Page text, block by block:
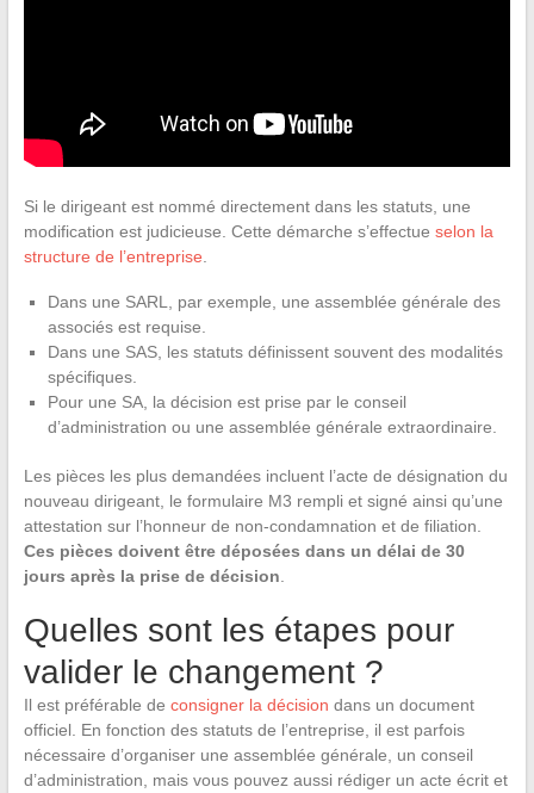
Si le dirigeant est nommé directement dans les statuts, une
modification est judicieuse. Cette démarche s’effectue selon la
structure de l’entreprise
Dans une SARL, par exemple, une assemblée générale des
associés est requise.
Dans une SAS, les statuts définissent souvent des modalités
spécifiques.
Pour une SA, la décision est prise par le conseil
d’administration ou une assemblée générale extraordinaire.
Les pièces les plus demandées incluent l’acte de désignation du
nouveau dirigeant, le formulaire M3 rempli et signé ainsi qu’une
attestation sur l’honneur de non-condamnation et de filiation.
Ces pièces doivent être déposées dans un délai de 30
jours après la prise de décision
Quelles sont les étapes pour
valider le changement ?
Il est préférable de consigner la décision dans un document
officiel. En fonction des statuts de l’entreprise, il est parfois
nécessaire d’organiser une assemblée générale, un conseil
d’administration, mais vous pouvez aussi rédiger un acte écrit et